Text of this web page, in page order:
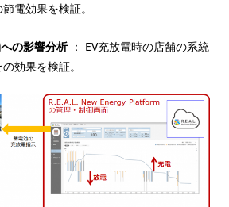
電効果を検証。
の影響分析： EV充放電時の店舗の系統
効果を検証。